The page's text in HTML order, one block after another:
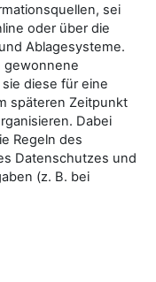
sei
oder über die
Ablagesysteme.
gewonnene
diese für eine
späteren Zeitpunkt
Dabei
Regeln des
Datenschutzes und
(z. B. bei